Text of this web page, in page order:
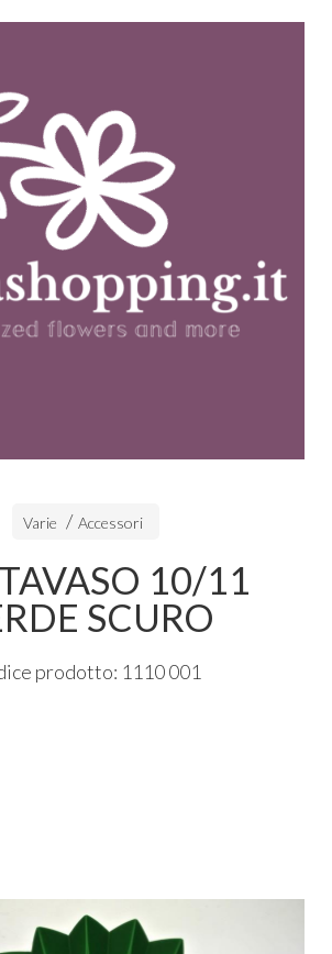
Varie Accessori
10/11
SCURO
prodotto: 1110 001